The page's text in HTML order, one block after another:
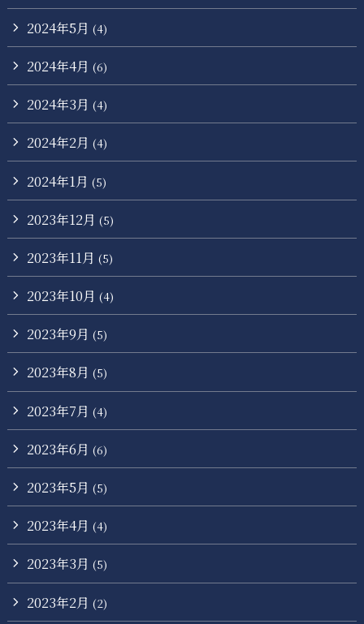
2024年5月 (4)
2024年4月 (6)
2024年3月 (4)
2024年2月 (4)
2024年1月 (5)
2023年12月 (5)
2023年11月 (5)
2023年10月 (4)
2023年9月 (5)
2023年8月 (5)
2023年7月 (4)
2023年6月 (6)
2023年5月 (5)
2023年4月 (4)
2023年3月 (5)
2023年2月 (2)